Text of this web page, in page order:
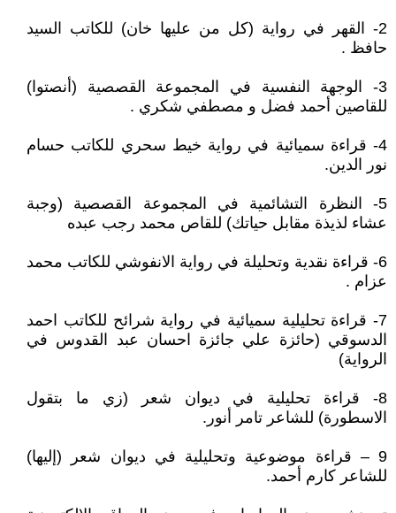
2- القهر في رواية (كل من عليها خان) للكاتب السيد
حافظ .
3- الوجهة النفسية في المجموعة القصصية (أنصتوا)
للقاصين أحمد فضل و مصطفي شكري .
4- قراءة سميائية في رواية خيط سحري للكاتب حسام
نور الدين.
5- النظرة التشائمية في المجموعة القصصية (وجبة
عشاء لذيذة مقابل حياتك) للقاص محمد رجب عبده
6- قراءة نقدية وتحليلة في رواية الانفوشي للكاتب محمد
عزام .
7- قراءة تحليلية سميائية في رواية شرائح للكاتب احمد
الدسوقي (حائزة علي جائزة احسان عبد القدوس في
الرواية)
8- قراءة تحليلية في ديوان شعر (زي ما بتقول
الاسطورة) للشاعر تامر أنور.
9 – قراءة موضوعية وتحليلية في ديوان شعر (إليها)
للشاعر كارم أحمد.